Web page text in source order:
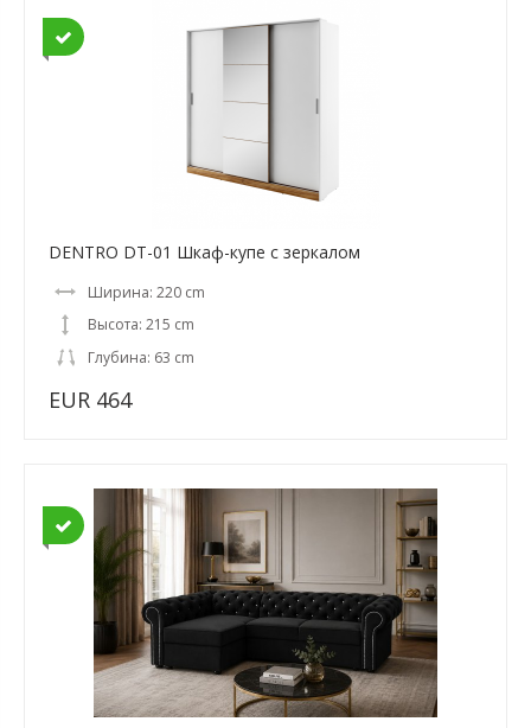
DENTRO DT-01 Шкаф-купе с зеркалом
Ширина: 220 cm
Высота: 215 cm
Глубина: 63 cm
EUR 464